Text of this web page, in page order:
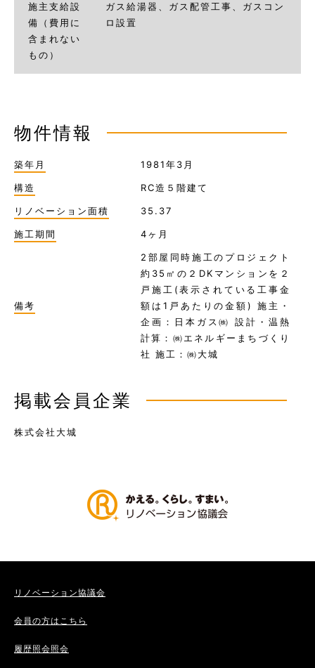
施主支給設
備（費用に
含まれない
もの）
ガス給湯器、ガス配管工事、ガスコン
ロ設置
物件情報
築年月 1981年3月
構造 RC造５階建て
リノベーション面積 35.37
施工期間 4ヶ月
備考
2部屋同時施工のプロジェクト
約35㎡の２DKマンションを２
戸施工(表示されている工事金
額は1戸あたりの金額) 施主・
企画：日本ガス㈱ 設計・温熱
計算：㈱エネルギーまちづくり
社 施工：㈱大城
掲載会員企業
株式会社大城
リノベーション協議会
会員の方はこちら
履歴照会照会